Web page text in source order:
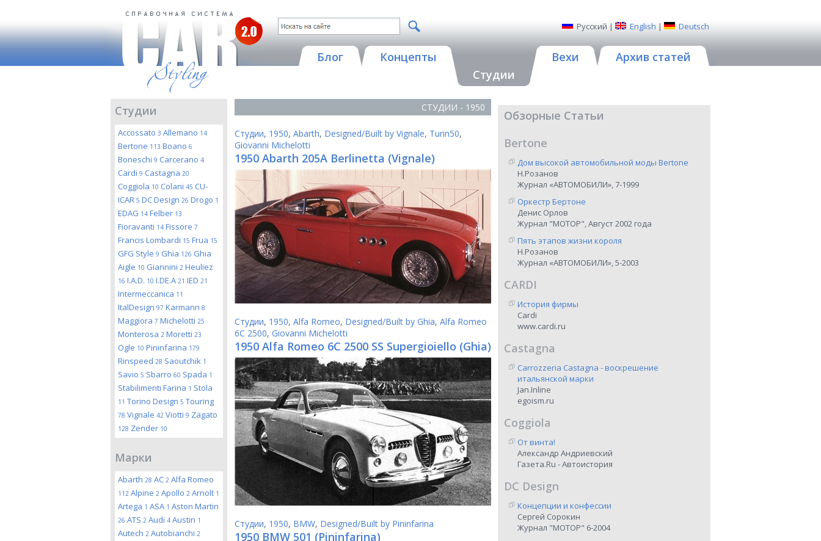
Русский | English | Deutsch
Блог
Концепты
Студии
Вехи Архив статей
Студии
Accossato 3 Allemano 14
Bertone 113 Boano 6
Boneschi 9 Carcerano 4
Cardi 9 Castagna 20
Coggiola 10 Colani 45 CU-
ICAR 5 DC Design 26 Drogo 1
EDAG 14 Felber 13
Fioravanti 14 Fissore 7
Francis Lombardi 15 Frua 15
GFG Style 9 Ghia 126 Ghia
Aigle 10 Giannini 2 Heuliez
16 I.A.D. 10 I.DE.A 21 IED 21
Intermeccanica 11
ItalDesign 97 Karmann 8
Maggiora 7 Michelotti 25
Monterosa 2 Moretti 23
Ogle 10 Pininfarina 179
Rinspeed 28 Saoutchik 1
Savio 5 Sbarro 60 Spada 1
Stabilimenti Farina 1 Stola
11 Torino Design 5 Touring
78 Vignale 42 Viotti 9 Zagato
128 Zender 10
Марки
Abarth 28 AC 2 Alfa Romeo
112 Alpine 2 Apollo 2 Arnolt 1
Artega 1 ASA 1 Aston Martin
26 ATS 2 Audi 4 Austin 1
Autech 2 Autobianchi 2
СТУДИИ - 1950
Студии, 1950, Abarth, Designed/Built by Vignale, Turin50,
Giovanni Michelotti
1950 Abarth 205A Berlinetta (Vignale)
Студии, 1950, Alfa Romeo, Designed/Built by Ghia, Alfa Romeo
6C 2500, Giovanni Michelotti
1950 Alfa Romeo 6C 2500 SS Supergioiello (Ghia)
Студии, 1950, BMW, Designed/Built by Pininfarina
1950 BMW 501 (Pininfarina)
Обзорные Статьи
Bertone
Дом высокой автомобильной моды Bertone
Н.Розанов
Журнал «АВТОМОБИЛИ», 7-1999
Оркестр Бертоне
Денис Орлов
Журнал "МОТОР", Август 2002 года
Пять этапов жизни короля
Н.Розанов
Журнал «АВТОМОБИЛИ», 5-2003
CARDI
История фирмы
Cardi
www.cardi.ru
Castagna
Carrozzeria Castagna - воскрешение
итальянской марки
Jan.Inline
egoism.ru
Coggiola
От винта!
Александр Андриевский
Газета.Ru - Автоистория
DC Design
Концепции и конфессии
Сергей Сорокин
Журнал "МОТОР" 6-2004